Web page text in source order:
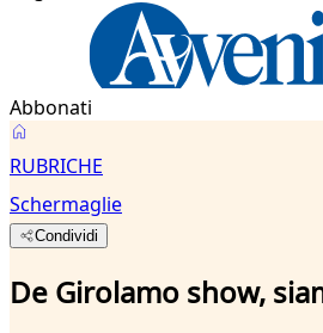
Abbonati
RUBRICHE
Schermaglie
Condividi
De Girolamo show,